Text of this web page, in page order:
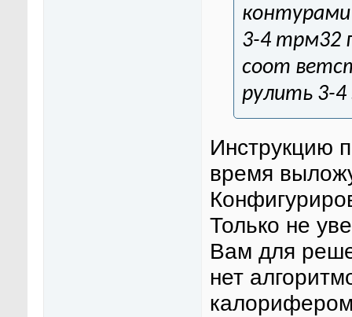
3-4 трм32
соот
рулить 3-
Инструкцию
время
Только не
Вам для
нет